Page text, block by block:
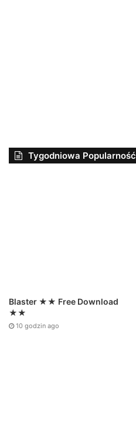
Tygodniowa Popularność
Blaster ★★ Free Download
★★
10 godzin ago